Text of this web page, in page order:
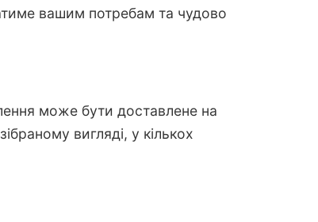
вашим потребам та чудово
може бути доставлене на
вигляді, у кількох